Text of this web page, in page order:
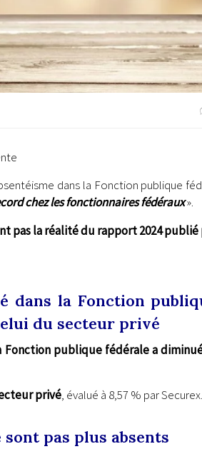
dans la Fonction publique
chez les fonctionnaires fédéraux».
pas la réalité du rapport 2024 publié
dans la Fonction
du secteur privé
Fonction publique fédérale a
privé, évalué à 8,57 % par Securex.
pas plus absents